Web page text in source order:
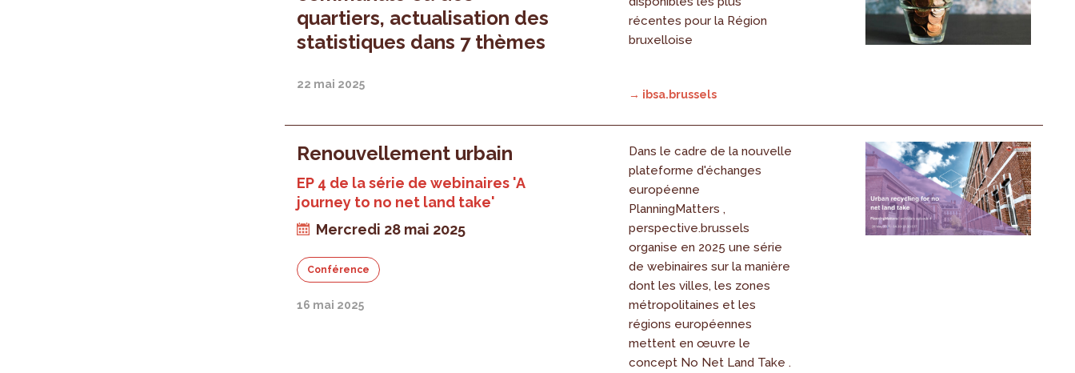
quartiers, actualisation des
statistiques dans 7 thèmes
22 mai 2025
récentes pour la Région
bruxelloise
→ ibsa.brussels
Renouvellement urbain
EP 4 de la série de webinaires 'A
journey to no net land take'
Mercredi 28 mai 2025
Conférence
16 mai 2025
Dans le cadre de la nouvelle
plateforme d'échanges
européenne
PlanningMatters ,
perspective.brussels
organise en 2025 une série
de webinaires sur la manière
dont les villes, les zones
métropolitaines et les
régions européennes
mettent en œuvre le
concept No Net Land Take .